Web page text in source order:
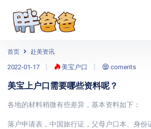
首页 赴美资讯
2022-01-17 美宝户口 coments
美宝上户口需要哪些资料呢？
各地的材料稍微有些差异，基本资料如下：
落户申请表，中国旅行证，父母户口本、身份